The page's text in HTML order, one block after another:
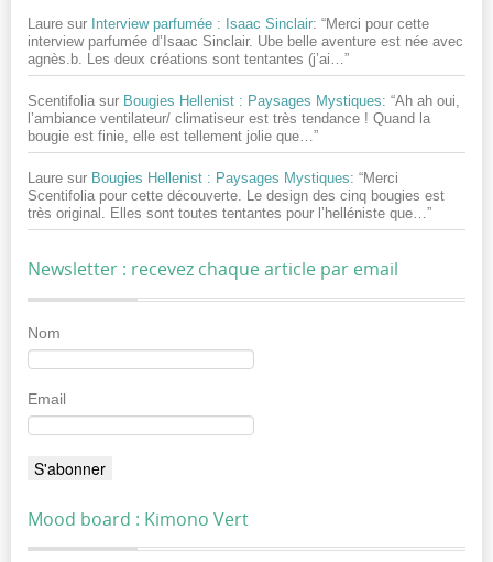
Laure sur Interview parfumée : Isaac Sinclair: “Merci pour cette
interview parfumée d’Isaac Sinclair. Ube belle aventure est née avec
agnès.b. Les deux créations sont tentantes (j’ai… ”
Scentifolia sur Bougies Hellenist : Paysages Mystiques: “Ah ah oui,
l’ambiance ventilateur/ climatiseur est très tendance ! Quand la
bougie est finie, elle est tellement jolie que…”
Laure sur Bougies Hellenist : Paysages Mystiques: “Merci
Scentifolia pour cette découverte. Le design des cinq bougies est
très original. Elles sont toutes tentantes pour l’helléniste que…”
Newsletter : recevez chaque article par email
Nom
Email
Mood board : Kimono Vert